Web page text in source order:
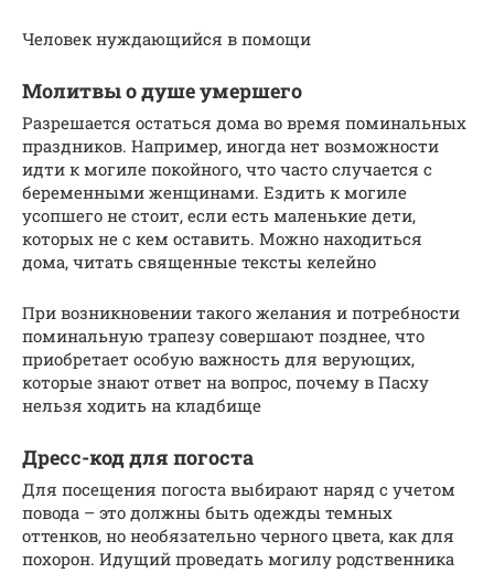
Человек нуждающийся в помощи
Молитвы о душе умершего
Разрешается остаться дома во время поминальных
праздников. Например, иногда нет возможности
идти к могиле покойного, что часто случается с
беременными женщинами. Ездить к могиле
усопшего не стоит, если есть маленькие дети,
которых не с кем оставить. Можно находиться
дома, читать священные тексты келейно
При возникновении такого желания и потребности
поминальную трапезу совершают позднее, что
приобретает особую важность для верующих,
которые знают ответ на вопрос, почему в Пасху
нельзя ходить на кладбище
Дресс-код для погоста
Для посещения погоста выбирают наряд с учетом
повода – это должны быть одежды темных
оттенков, но необязательно черного цвета, как для
похорон. Идущий проведать могилу родственника